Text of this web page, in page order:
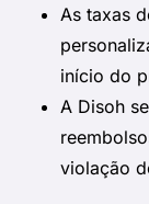
As taxas
início do
A Disoh
violação